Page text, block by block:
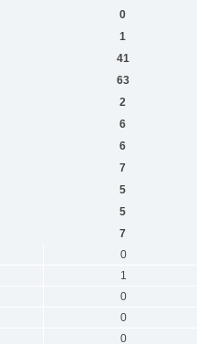
0
1
41
63
2
6
6
7
5
5
7
0
1
0
0
0